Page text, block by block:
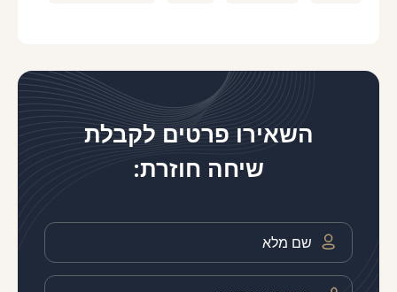
השאירו פרטים לקבלת
שיחה חוזרת: